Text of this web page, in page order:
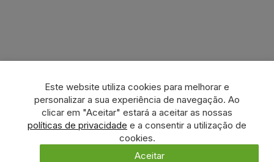
Este website utiliza cookies para melhorar e
personalizar a sua experiência de navegação. Ao
clicar em "Aceitar" estará a aceitar as nossas
políticas de privacidade e a consentir a utilização de
cookies.
Aceitar